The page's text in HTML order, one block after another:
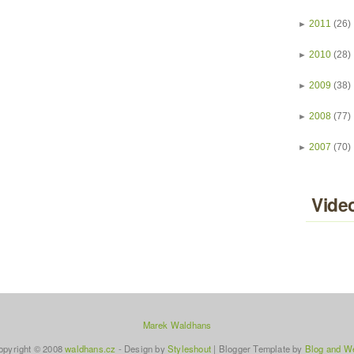
► 2011 (26)
► 2010 (28)
► 2009 (38)
► 2008 (77)
► 2007 (70)
Marek Waldhans
© 2008waldhans.cz - Design byStyleshout | Blogger Templateby Blog and